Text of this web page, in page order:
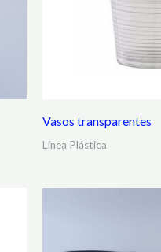
Vasos transparentes
Línea Plástica